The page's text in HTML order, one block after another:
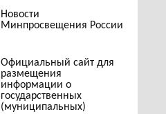
Новости
Минпросвещения России
Официальный сайт для
размещения
информации о
государственных
(муниципальных)